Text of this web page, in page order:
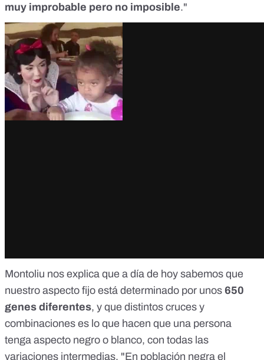
muy improbable pero no imposible."
Montoliu nos explica que a día de hoy sabemos que
nuestro aspecto fijo está determinado por unos 650
genes diferentes, y que distintos cruces y
combinaciones es lo que hacen que una persona
tenga aspecto negro o blanco, con todas las
variaciones intermedias. "En población negra el